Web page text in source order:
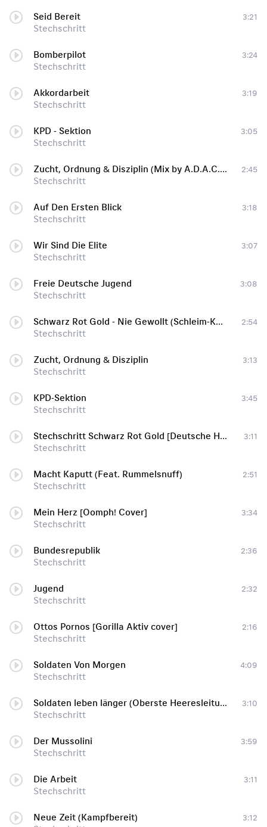
Seid Bereit
Stechschritt
3:21
Bomberpilot
Stechschritt
3:24
Akkordarbeit
Stechschritt
3:19
KPD - Sektion
Stechschritt
3:05
Zucht, Ordnung & Disziplin (Mix by A.D.A.C. 8286)
Stechschritt
2:45
Auf Den Ersten Blick
Stechschritt
3:18
Wir Sind Die Elite
Stechschritt
3:07
Freie Deutsche Jugend
Stechschritt
3:08
Schwarz Rot Gold - Nie Gewollt (Schleim-Keim Cover)
Stechschritt
2:54
Zucht, Ordnung & Disziplin
Stechschritt
3:13
KPD-Sektion
Stechschritt
3:45
Stechschritt Schwarz Rot Gold [Deutsche Härte Mix]
Stechschritt
3:11
Macht Kaputt (Feat. Rummelsnuff)
Stechschritt
2:51
Mein Herz [Oomph! Cover]
Stechschritt
3:34
Bundesrepublik
Stechschritt
2:36
Jugend
Stechschritt
2:32
Ottos Pornos [Gorilla Aktiv cover]
Stechschritt
2:16
Soldaten Von Morgen
Stechschritt
4:09
Soldaten leben länger (Oberste Heeresleitung)
Stechschritt
3:10
Der Mussolini
Stechschritt
3:59
Die Arbeit
Stechschritt
3:11
Neue Zeit (Kampfbereit)
3:12